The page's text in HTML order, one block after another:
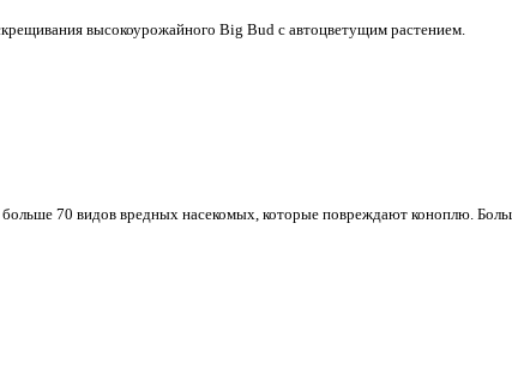
высокоурожайного Big Bud с автоцветущим растением.
больше 70 видов вредных насекомых, которые повреждают коноплю.